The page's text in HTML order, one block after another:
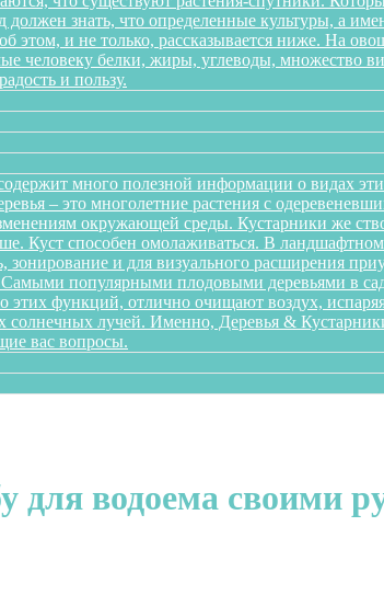
знать, что определенные культуры, а
этом, и не только, рассказывается ниже. На
человеку белки, жиры, углеводы,
и пользу.
много полезной информации о видах
– это многолетние растения с
окружающей среды. Кустарники же
Куст способен омолаживаться. В
и для визуального расширения
популярными плодовыми деревьями в
функций, отлично очищают воздух,
лучей. Именно, Деревья &
вас вопросы.
для водоема своими